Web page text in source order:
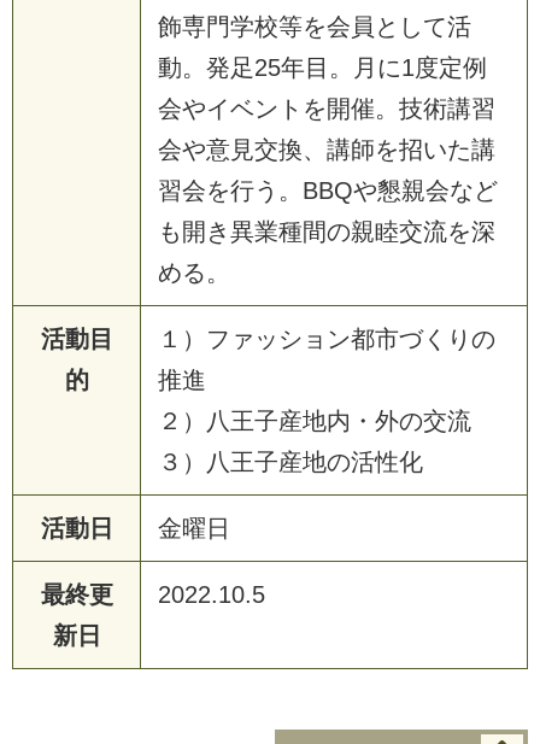
飾専門学校等を会員として活
動。発足25年目。月に1度定例
会やイベントを開催。技術講習
会や意見交換、講師を招いた講
習会を行う。BBQや懇親会など
も開き異業種間の親睦交流を深
める。
活動目
的
１）ファッション都市づくりの
推進
２）八王子産地内・外の交流
３）八王子産地の活性化
活動日 金曜日
最終更
新日
2022.10.5